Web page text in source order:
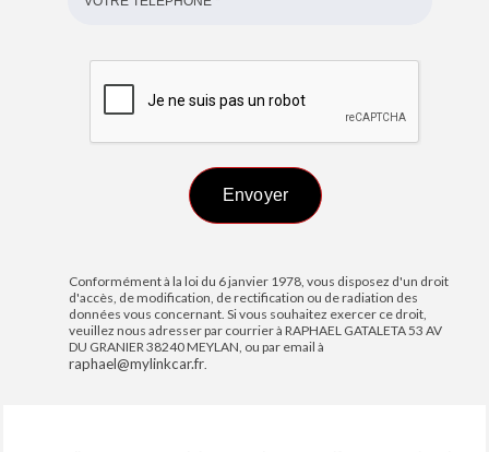
Conformément à la loi du 6 janvier 1978, vous disposez d'un droit
d'accès, de modification, de rectification ou de radiation des
données vous concernant. Si vous souhaitez exercer ce droit,
veuillez nous adresser par courrier à RAPHAEL GATALETA 53 AV
DU GRANIER 38240 MEYLAN, ou par email à
raphael@mylinkcar.fr.